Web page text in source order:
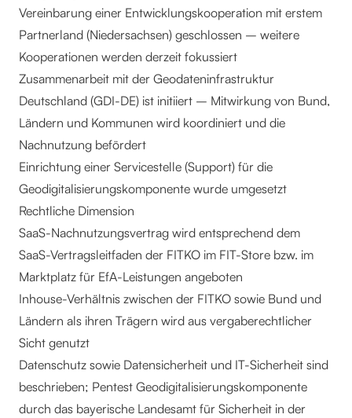
Vereinbarung einer Entwicklungskooperation mit erstem
Partnerland (Niedersachsen) geschlossen – weitere
Kooperationen werden derzeit fokussiert
Zusammenarbeit mit der Geodateninfrastruktur
Deutschland (GDI-DE) ist initiiert – Mitwirkung von Bund,
Ländern und Kommunen wird koordiniert und die
Nachnutzung befördert
Einrichtung einer Servicestelle (Support) für die
Geodigitalisierungskomponente wurde umgesetzt
Rechtliche Dimension
SaaS-Nachnutzungsvertrag wird entsprechend dem
SaaS-Vertragsleitfaden der FITKO im FIT-Store bzw. im
Marktplatz für EfA-Leistungen angeboten
Inhouse-Verhältnis zwischen der FITKO sowie Bund und
Ländern als ihren Trägern wird aus vergaberechtlicher
Sicht genutzt
Datenschutz sowie Datensicherheit und IT-Sicherheit sind
beschrieben; Pentest Geodigitalisierungskomponente
durch das bayerische Landesamt für Sicherheit in der